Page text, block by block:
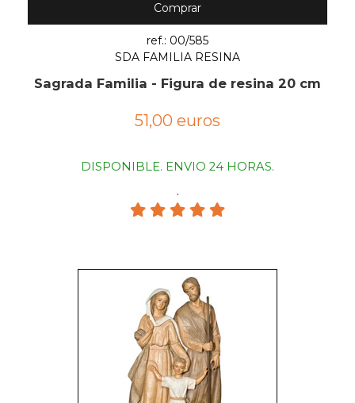
Comprar
ref.: 00/585
SDA FAMILIA RESINA
Sagrada Familia - Figura de resina 20 cm
51,00 euros
DISPONIBLE. ENVIO 24 HORAS.
.